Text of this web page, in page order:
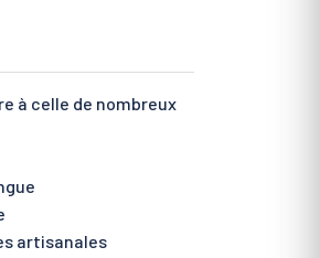
à celle de nombreux
artisanales